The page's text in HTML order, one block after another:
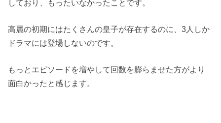
しており、もったいなかったことです。
高麗の初期にはたくさんの皇子が存在するのに、3人しか
ドラマには登場しないのです。
もっとエピソードを増やして回数を膨らませた方がより
面白かったと感じます。